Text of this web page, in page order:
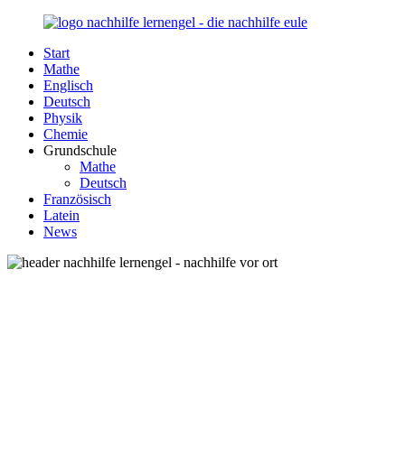
Zurück
Inhalt
Nachhilfe-
Lernengel.de
Unsere
Nachhilfe-
Eule
berät
zum
Damit
Lernen
Spaß
Start
Mathe
Englisch
Deutsch
Physik
Chemie
Grundschule
Mathe
Deutsch
Französisch
Latein
News